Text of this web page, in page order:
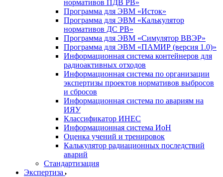
нормативов ПДВ РВ»
Программа для ЭВМ «Исток»
Программа для ЭВМ «Калькулятор
нормативов ДС РВ»
Программа для ЭВМ «Симулятор ВВЭР»
Программа для ЭВМ «ПАМИР (версия 1.0)»
Информационная система контейнеров для
радиоактивных отходов
Информационная система по организации
экспертизы проектов нормативов выбросов
и сбросов
Информационная система по авариям на
ИЯУ
Классификатор ИНЕС
Информационная система ИоН
Оценка учений и тренировок
Калькулятор радиационных последствий
аварий
Стандартизация
Экспертиза